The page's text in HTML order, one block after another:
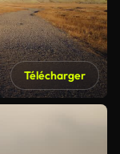
Télécharger